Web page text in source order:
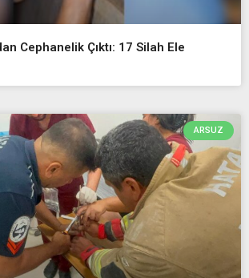
Cephanelik Çıktı: 17 Silah Ele
ARSUZ